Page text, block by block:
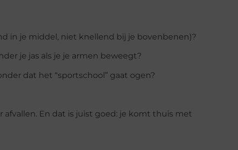
in je middel, niet knellend bij je bovenbenen)?
je jas als je je armen beweegt?
dat het “sportschool” gaat ogen?
En dat is juist goed: je komt thuis met